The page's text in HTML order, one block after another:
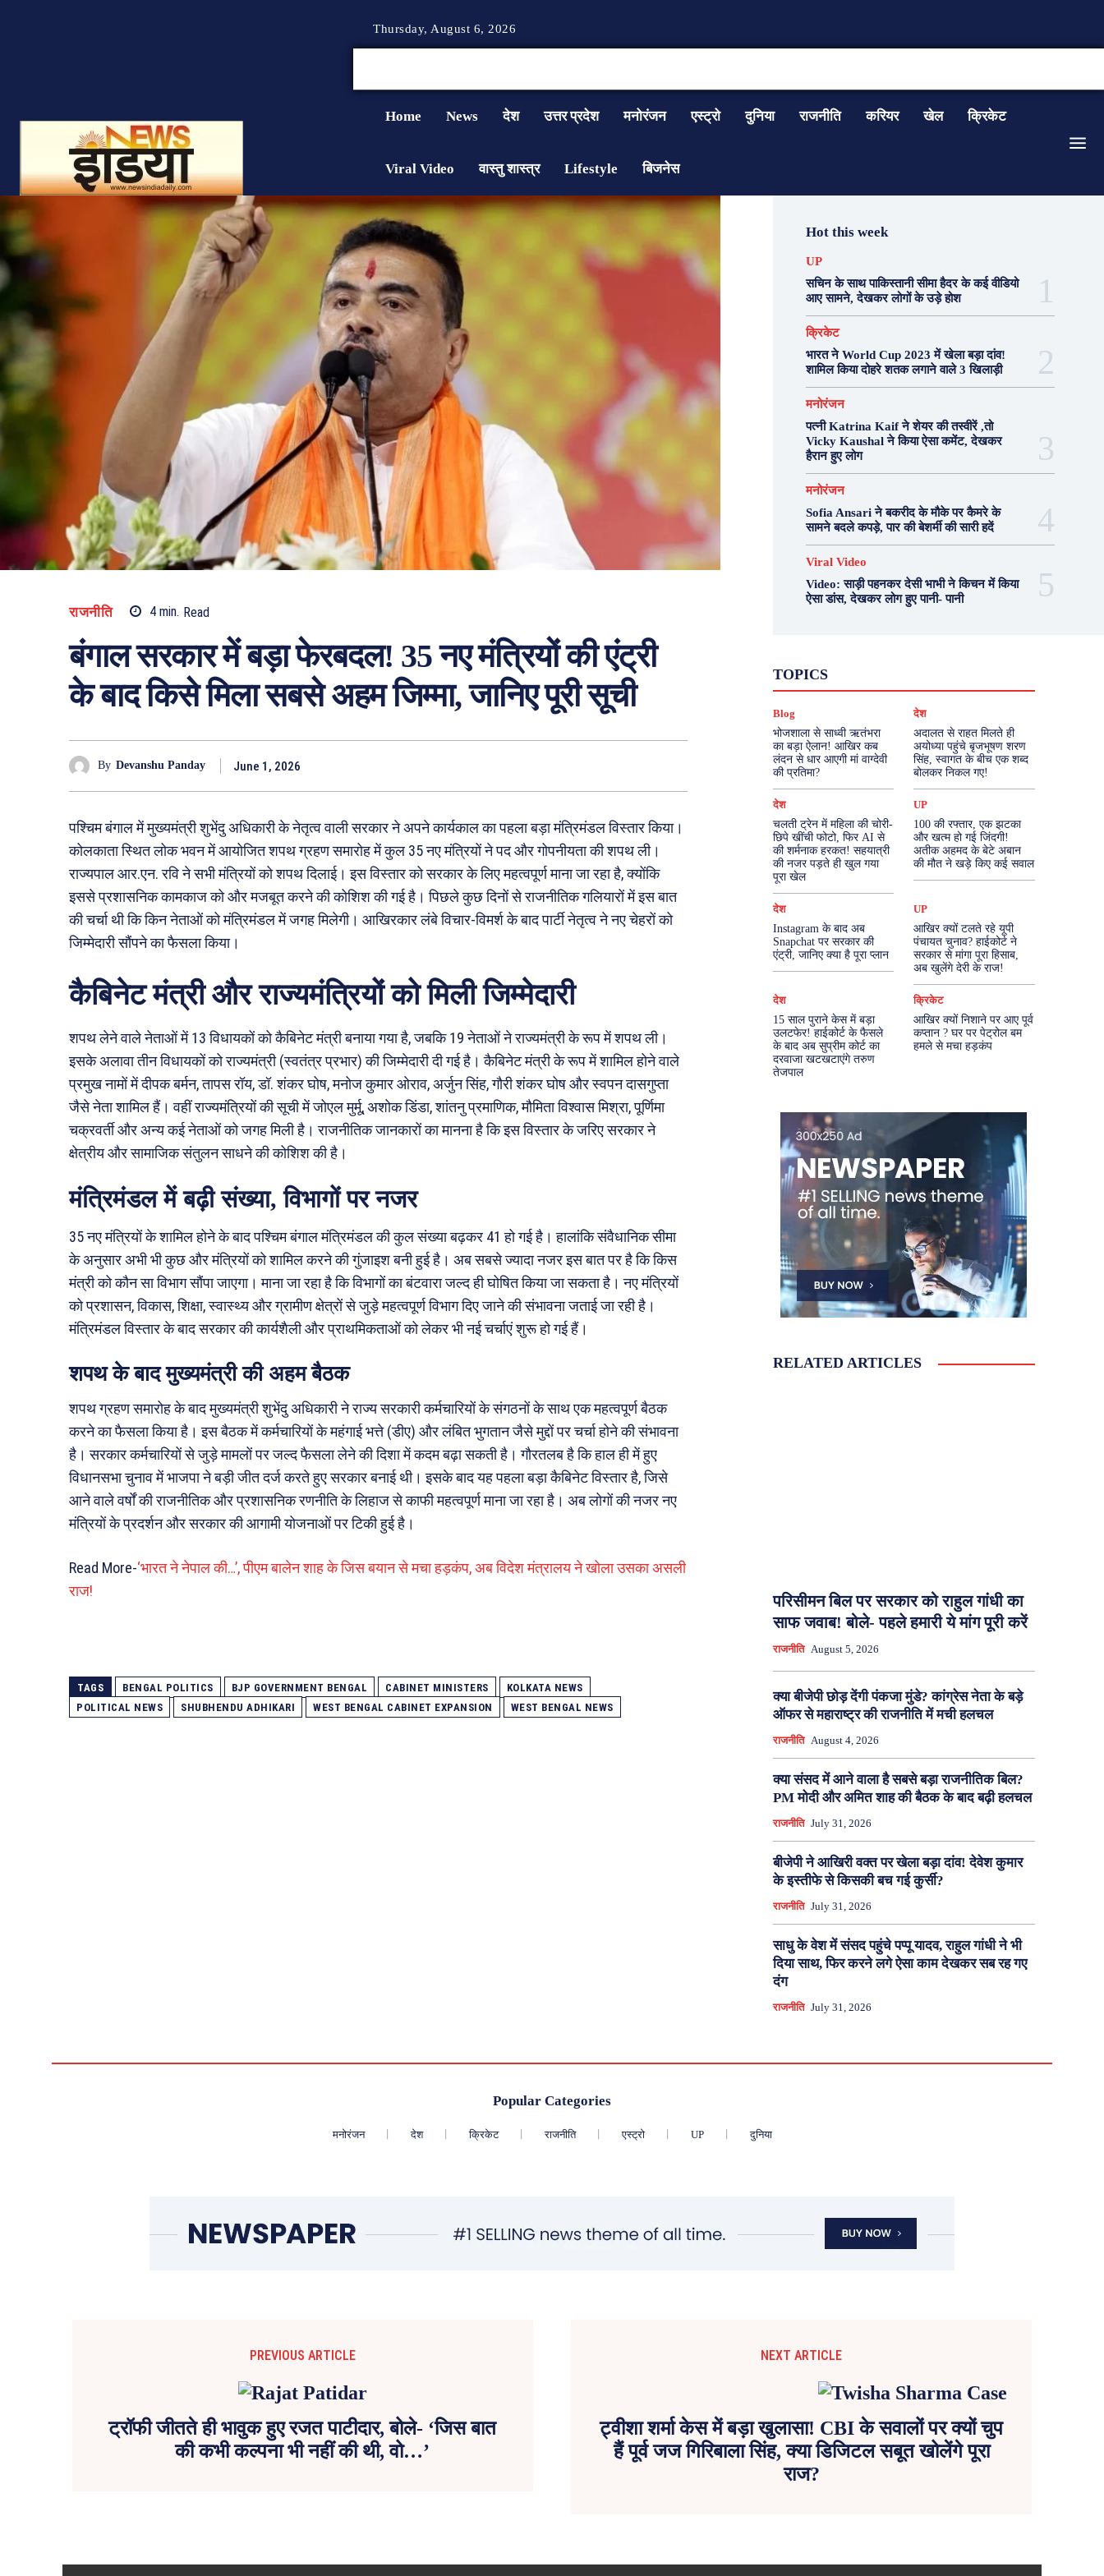
Thursday, August 6, 2026
Home News देश उत्तर प्रदेश मनोरंजन एस्ट्रो दुनिया राजनीति करियर खेल क्रिकेट
Viral Video वास्तु शास्त्र Lifestyle बिजनेस
राजनीति 4 min. Read
बंगाल सरकार में बड़ा फेरबदल! 35 नए मंत्रियों की एंट्री
के बाद किसे मिला सबसे अहम जिम्मा, जानिए पूरी सूची
By Devanshu Panday June 1, 2026
पश्चिम बंगाल में मुख्यमंत्री शुभेंदु अधिकारी के नेतृत्व वाली सरकार ने अपने कार्यकाल का पहला बड़ा मंत्रिमंडल विस्तार किया।
कोलकाता स्थित लोक भवन में आयोजित शपथ ग्रहण समारोह में कुल 35 नए मंत्रियों ने पद और गोपनीयता की शपथ ली।
राज्यपाल आर.एन. रवि ने सभी मंत्रियों को शपथ दिलाई। इस विस्तार को सरकार के लिए महत्वपूर्ण माना जा रहा है, क्योंकि
इससे प्रशासनिक कामकाज को और मजबूत करने की कोशिश की गई है। पिछले कुछ दिनों से राजनीतिक गलियारों में इस बात
की चर्चा थी कि किन नेताओं को मंत्रिमंडल में जगह मिलेगी। आखिरकार लंबे विचार-विमर्श के बाद पार्टी नेतृत्व ने नए चेहरों को
जिम्मेदारी सौंपने का फैसला किया।
कैबिनेट मंत्री और राज्यमंत्रियों को मिली जिम्मेदारी
शपथ लेने वाले नेताओं में 13 विधायकों को कैबिनेट मंत्री बनाया गया है, जबकि 19 नेताओं ने राज्यमंत्री के रूप में शपथ ली।
इसके अलावा तीन विधायकों को राज्यमंत्री (स्वतंत्र प्रभार) की जिम्मेदारी दी गई है। कैबिनेट मंत्री के रूप में शामिल होने वाले
प्रमुख नामों में दीपक बर्मन, तापस रॉय, डॉ. शंकर घोष, मनोज कुमार ओराव, अर्जुन सिंह, गौरी शंकर घोष और स्वपन दासगुप्ता
जैसे नेता शामिल हैं। वहीं राज्यमंत्रियों की सूची में जोएल मुर्मू, अशोक डिंडा, शांतनु प्रमाणिक, मौमिता विश्वास मिश्रा, पूर्णिमा
चक्रवर्ती और अन्य कई नेताओं को जगह मिली है। राजनीतिक जानकारों का मानना है कि इस विस्तार के जरिए सरकार ने
क्षेत्रीय और सामाजिक संतुलन साधने की कोशिश की है।
मंत्रिमंडल में बढ़ी संख्या, विभागों पर नजर
35 नए मंत्रियों के शामिल होने के बाद पश्चिम बंगाल मंत्रिमंडल की कुल संख्या बढ़कर 41 हो गई है। हालांकि संवैधानिक सीमा
के अनुसार अभी भी कुछ और मंत्रियों को शामिल करने की गुंजाइश बनी हुई है। अब सबसे ज्यादा नजर इस बात पर है कि किस
मंत्री को कौन सा विभाग सौंपा जाएगा। माना जा रहा है कि विभागों का बंटवारा जल्द ही घोषित किया जा सकता है। नए मंत्रियों
को प्रशासन, विकास, शिक्षा, स्वास्थ्य और ग्रामीण क्षेत्रों से जुड़े महत्वपूर्ण विभाग दिए जाने की संभावना जताई जा रही है।
मंत्रिमंडल विस्तार के बाद सरकार की कार्यशैली और प्राथमिकताओं को लेकर भी नई चर्चाएं शुरू हो गई हैं।
शपथ के बाद मुख्यमंत्री की अहम बैठक
शपथ ग्रहण समारोह के बाद मुख्यमंत्री शुभेंदु अधिकारी ने राज्य सरकारी कर्मचारियों के संगठनों के साथ एक महत्वपूर्ण बैठक
करने का फैसला किया है। इस बैठक में कर्मचारियों के महंगाई भत्ते (डीए) और लंबित भुगतान जैसे मुद्दों पर चर्चा होने की संभावना
है। सरकार कर्मचारियों से जुड़े मामलों पर जल्द फैसला लेने की दिशा में कदम बढ़ा सकती है। गौरतलब है कि हाल ही में हुए
विधानसभा चुनाव में भाजपा ने बड़ी जीत दर्ज करते हुए सरकार बनाई थी। इसके बाद यह पहला बड़ा कैबिनेट विस्तार है, जिसे
आने वाले वर्षों की राजनीतिक और प्रशासनिक रणनीति के लिहाज से काफी महत्वपूर्ण माना जा रहा है। अब लोगों की नजर नए
मंत्रियों के प्रदर्शन और सरकार की आगामी योजनाओं पर टिकी हुई है।
Read More-‘भारत ने नेपाल की…’, पीएम बालेन शाह के जिस बयान से मचा हड़कंप, अब विदेश मंत्रालय ने खोला उसका असली
राज!
TAGS BENGAL POLITICS BJP GOVERNMENT BENGAL CABINET MINISTERS
KOLKATA NEWS
POLITICAL NEWS
SHUBHENDU ADHIKARI WEST BENGAL CABINET EXPANSION WEST BENGAL NEWS
Hot this week
UP
सचिन के साथ पाकिस्तानी सीमा हैदर के कई वीडियो
आए सामने, देखकर लोगों के उड़े होश
क्रिकेट
भारत ने World Cup 2023 में खेला बड़ा दांव!
शामिल किया दोहरे शतक लगाने वाले 3 खिलाड़ी
मनोरंजन
पत्नी Katrina Kaif ने शेयर की तस्वीरें ,तो
Vicky Kaushal ने किया ऐसा कमेंट, देखकर
हैरान हुए लोग
मनोरंजन
Sofia Ansari ने बकरीद के मौके पर कैमरे के
सामने बदले कपड़े, पार की बेशर्मी की सारी हदें
Viral Video
Video: साड़ी पहनकर देसी भाभी ने किचन में किया
ऐसा डांस, देखकर लोग हुए पानी- पानी
TOPICS
दुनिया
मनोरंजन
राजनीति वास्तु शास्त्र
More
Blog
भोजशाला से साध्वी ऋतंभरा
का बड़ा ऐलान! आखिर कब
लंदन से धार आएगी मां वाग्देवी
की प्रतिमा?
देश
अदालत से राहत मिलते ही
अयोध्या पहुंचे बृजभूषण शरण
सिंह, स्वागत के बीच एक शब्द
बोलकर निकल गए!
देश
चलती ट्रेन में महिला की चोरी-
छिपे खींची फोटो, फिर AI से
की शर्मनाक हरकत! सहयात्री
की नजर पड़ते ही खुल गया
पूरा खेल
UP
100 की रफ्तार, एक झटका
और खत्म हो गई जिंदगी!
अतीक अहमद के बेटे अबान
की मौत ने खड़े किए कई सवाल
देश
Instagram के बाद अब
Snapchat पर सरकार की
एंट्री, जानिए क्या है पूरा प्लान
UP
आखिर क्यों टलते रहे यूपी
पंचायत चुनाव? हाईकोर्ट ने
सरकार से मांगा पूरा हिसाब,
अब खुलेंगे देरी के राज!
देश
15 साल पुराने केस में बड़ा
उलटफेर! हाईकोर्ट के फैसले
के बाद अब सुप्रीम कोर्ट का
दरवाजा खटखटाएंगे तरुण
तेजपाल
क्रिकेट
आखिर क्यों निशाने पर आए पूर्व
कप्तान ? घर पर पेट्रोल बम
हमले से मचा हड़कंप
RELATED ARTICLES
परिसीमन बिल पर सरकार को राहुल गांधी का
साफ जवाब! बोले- पहले हमारी ये मांग पूरी करें
राजनीति August 5, 2026
क्या बीजेपी छोड़ देंगी पंकजा मुंडे? कांग्रेस नेता के बड़े
ऑफर से महाराष्ट्र की राजनीति में मची हलचल
राजनीति August 4, 2026
क्या संसद में आने वाला है सबसे बड़ा राजनीतिक बिल?
PM मोदी और अमित शाह की बैठक के बाद बढ़ी हलचल
राजनीति July 31, 2026
बीजेपी ने आखिरी वक्त पर खेला बड़ा दांव! देवेश कुमार
के इस्तीफे से किसकी बच गई कुर्सी?
राजनीति July 31, 2026
साधु के वेश में संसद पहुंचे पप्पू यादव, राहुल गांधी ने भी
दिया साथ, फिर करने लगे ऐसा काम देखकर सब रह गए
दंग
राजनीति July 31, 2026
Popular Categories
मनोरंजन देश क्रिकेट राजनीति एस्ट्रो UP दुनिया
PREVIOUS ARTICLE
ट्रॉफी जीतते ही भावुक हुए रजत पाटीदार, बोले- ‘जिस बात
की कभी कल्पना भी नहीं की थी, वो…’
NEXT ARTICLE
ट्वीशा शर्मा केस में बड़ा खुलासा! CBI के सवालों पर क्यों चुप
हैं पूर्व जज गिरिबाला सिंह, क्या डिजिटल सबूत खोलेंगे पूरा
राज?